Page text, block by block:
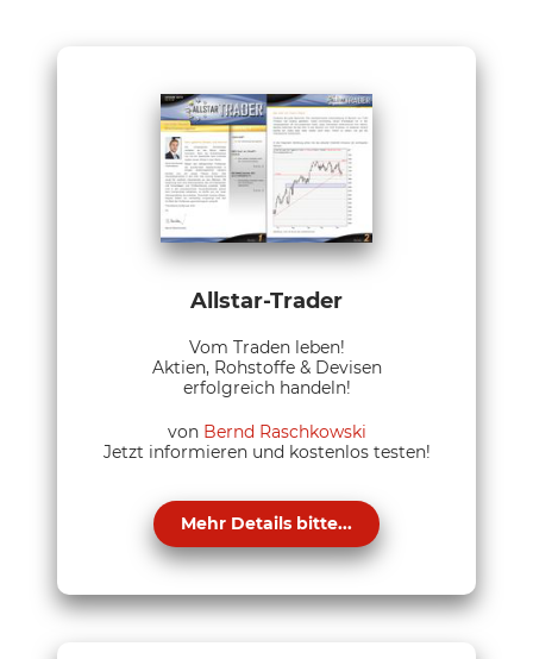
Allstar-Trader
Vom Traden leben!
Aktien, Rohstoffe & Devisen
erfolgreich handeln!
von Bernd Raschkowski
Jetzt informieren und kostenlos testen!
Mehr Details bitte...